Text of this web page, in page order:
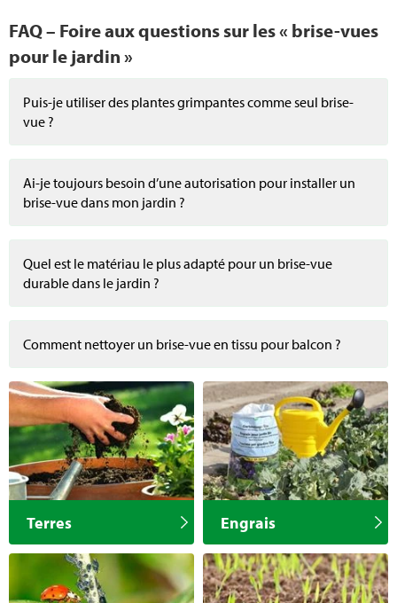
FAQ – Foire aux questions sur les « brise-vues
pour le jardin »
Puis-je utiliser des plantes grimpantes comme seul brise-
vue ?
Ai-je toujours besoin d’une autorisation pour installer un
brise-vue dans mon jardin ?
Quel est le matériau le plus adapté pour un brise-vue
durable dans le jardin ?
Comment nettoyer un brise-vue en tissu pour balcon ?
Terres Engrais